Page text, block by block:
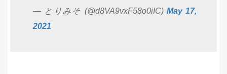
— とりみそ (@d8VA9vxF58o0iIC) May 17,
2021